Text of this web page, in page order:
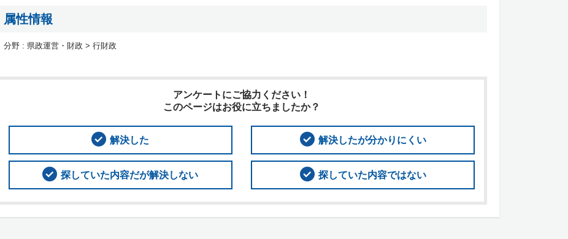
属性情報
分野 : 県政運営・財政 > 行財政
アンケートにご協力ください！
このページはお役に立ちましたか？
解決した 解決したが分かりにくい
探していた内容だが解決しない 探していた内容ではない